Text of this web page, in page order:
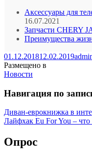
Аксессуары для
16.07.2021
Запчасти
Преимущества
01.12.201812.02.2019
Размещено в
Новости
Навигация по
Диван-еврокнижка в
Лайфхак Eu For You –
Опрос